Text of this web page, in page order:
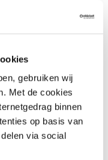
gebruiken wij
Met de cookies
binnen
op basis van
via social
de training in het
èn de trainer
in de training zit,